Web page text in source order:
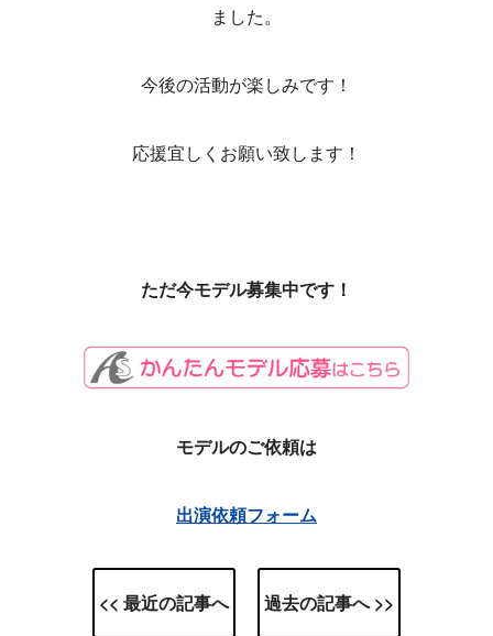
ました。
今後の活動が楽しみです！
応援宜しくお願い致します！
ただ今モデル募集中です！
モデルのご依頼は
出演依頼フォーム
<< 最近の記事へ 過去の記事へ >>